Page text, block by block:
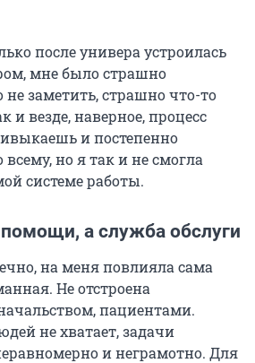
после универа устроилась
мне было страшно
заметить, страшно что-то
и везде, наверное, процесс
и постепенно
но я так и не смогла
системе работы.
а служба обслуги
на меня повлияла сама
Не отстроена
пациентами.
не хватает, задачи
и неграмотно. Для